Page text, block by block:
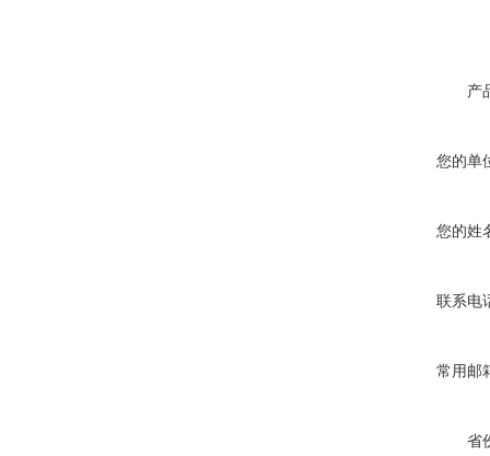
产
您的单
您的姓
联系电
常用邮
省